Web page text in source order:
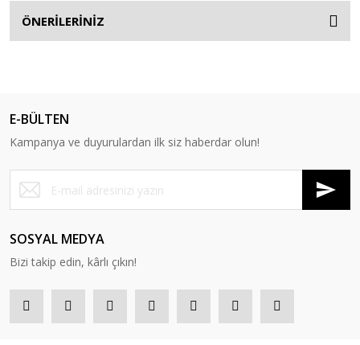
ÖNERİLERİNİZ
E-BÜLTEN
Kampanya ve duyurulardan ilk siz haberdar olun!
SOSYAL MEDYA
Bizi takip edin, kârlı çıkın!